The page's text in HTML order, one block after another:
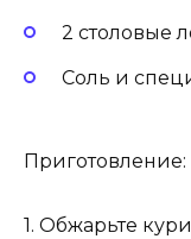
2 столовые
Соль и
Приготовление:
1. Обжарьте